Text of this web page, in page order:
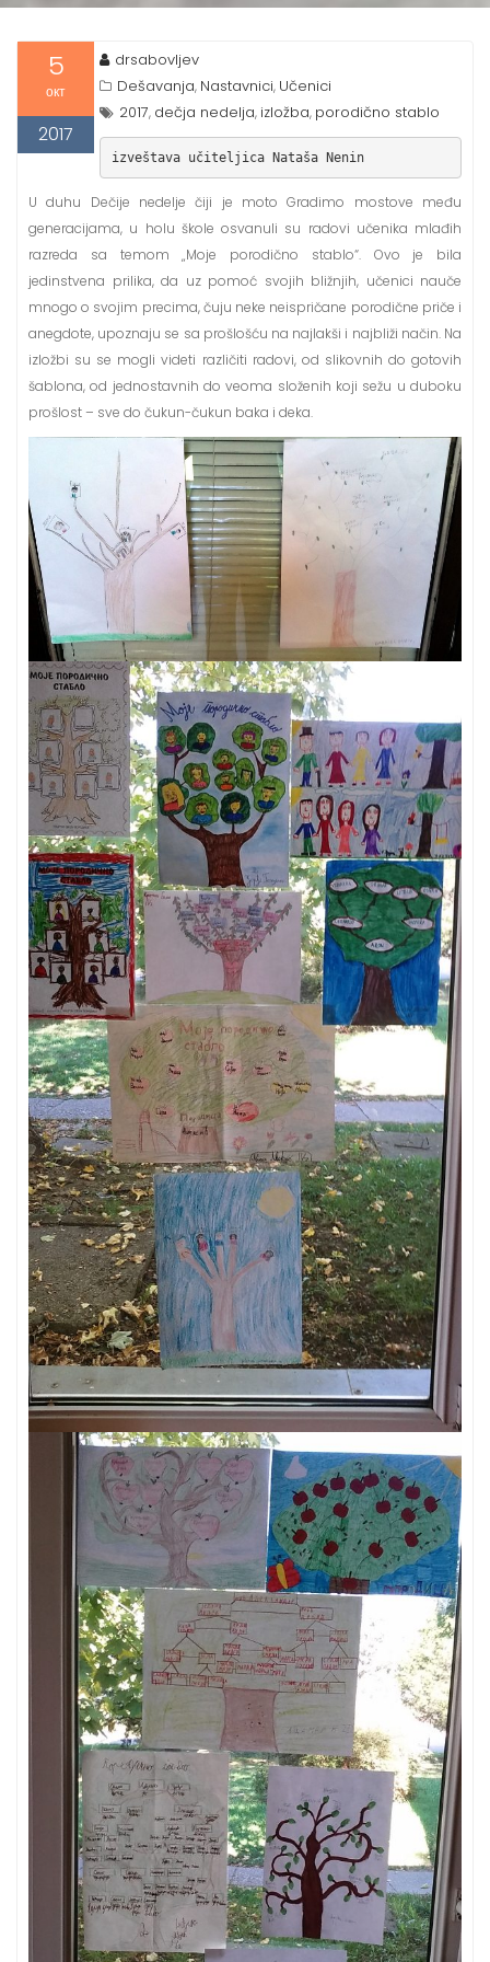
5
окт
2017
drsabovljev
Dešavanja, Nastavnici, Učenici
2017, dečja nedelja, izložba, porodično stablo
izveštava učiteljica Nataša Nenin
U duhu Dečije nedelje čiji je moto Gradimo mostove među
generacijama, u holu škole osvanuli su radovi učenika mlađih
razreda sa temom „Moje porodično stablo“. Ovo je bila
jedinstvena prilika, da uz pomoć svojih bližnjih, učenici nauče
mnogo o svojim precima, čuju neke neispričane porodične priče i
anegdote, upoznaju se sa prošlošću na najlakši i najbliži način. Na
izložbi su se mogli videti različiti radovi, od slikovnih do gotovih
šablona, od jednostavnih do veoma složenih koji sežu u duboku
prošlost – sve do čukun-čukun baka i deka.